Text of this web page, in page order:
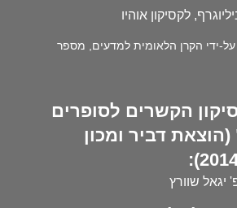
לקסיקון אוהיו
ידי הקרן הלאומית למדעים, מספר
הקשרים לסופרים
דביר ומכון
יגאל שוורץ